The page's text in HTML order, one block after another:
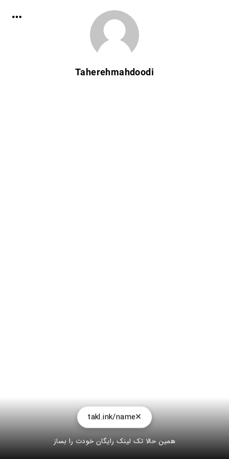
Taherehmahdoodi
takl.ink/name
همین حالا تک لینک رایگان خودت را بساز